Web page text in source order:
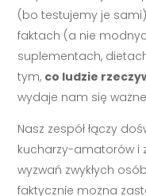
(bo testujemy je
faktach (a nie
suplementach,
tym, co ludzie
wydaje nam się
Nasz zespół łączy
kucharzy-amatorów i
wyzwań zwykłych
faktycznie można